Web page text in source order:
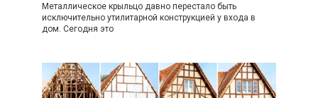
Металлическое крыльцо давно перестало быть
исключительно утилитарной конструкцией у входа в
дом. Сегодня это